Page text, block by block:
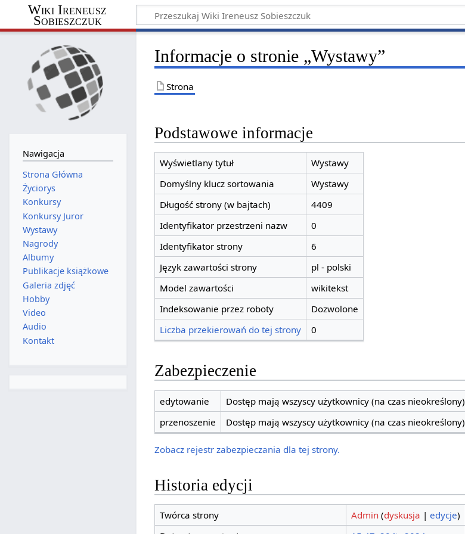
Wiki Ireneusz
Sobieszczuk
Informacje o stronie „Wystawy”
Strona
Podstawowe informacje
Wyświetlany tytuł
Wystawy
Domyślny klucz sortowania
Wystawy
Długość strony (w bajtach)
4409
Identyfikator przestrzeni nazw
0
Identyfikator strony
6
Język zawartości strony
pl - polski
Model zawartości
wikitekst
Indeksowanie przez roboty
Dozwolone
Liczba przekierowań do tej strony
0
Zabezpieczenie
edytowanie
Dostęp mają wszyscy użytkownicy (na czas nieokreślony)
przenoszenie
Dostęp mają wszyscy użytkownicy (na czas nieokreślony)
Zobacz rejestr zabezpieczania dla tej strony.
Historia edycji
Twórca strony Admin (dyskusja | edycje)
Nawigacja
Strona Główna
Życiorys
Konkursy
Konkursy Juror
Wystawy
Nagrody
Albumy
Publikacje książkowe
Galeria zdjęć
Hobby
Video
Audio
Kontakt